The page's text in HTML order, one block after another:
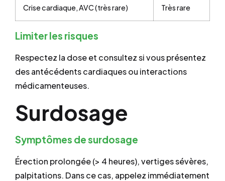
Crise cardiaque, AVC (très rare) Très rare
Limiter les risques
Respectez la dose et consultez si vous présentez
des antécédents cardiaques ou interactions
médicamenteuses.
Surdosage
Symptômes de surdosage
Érection prolongée (> 4 heures), vertiges sévères,
palpitations. Dans ce cas, appelez immédiatement